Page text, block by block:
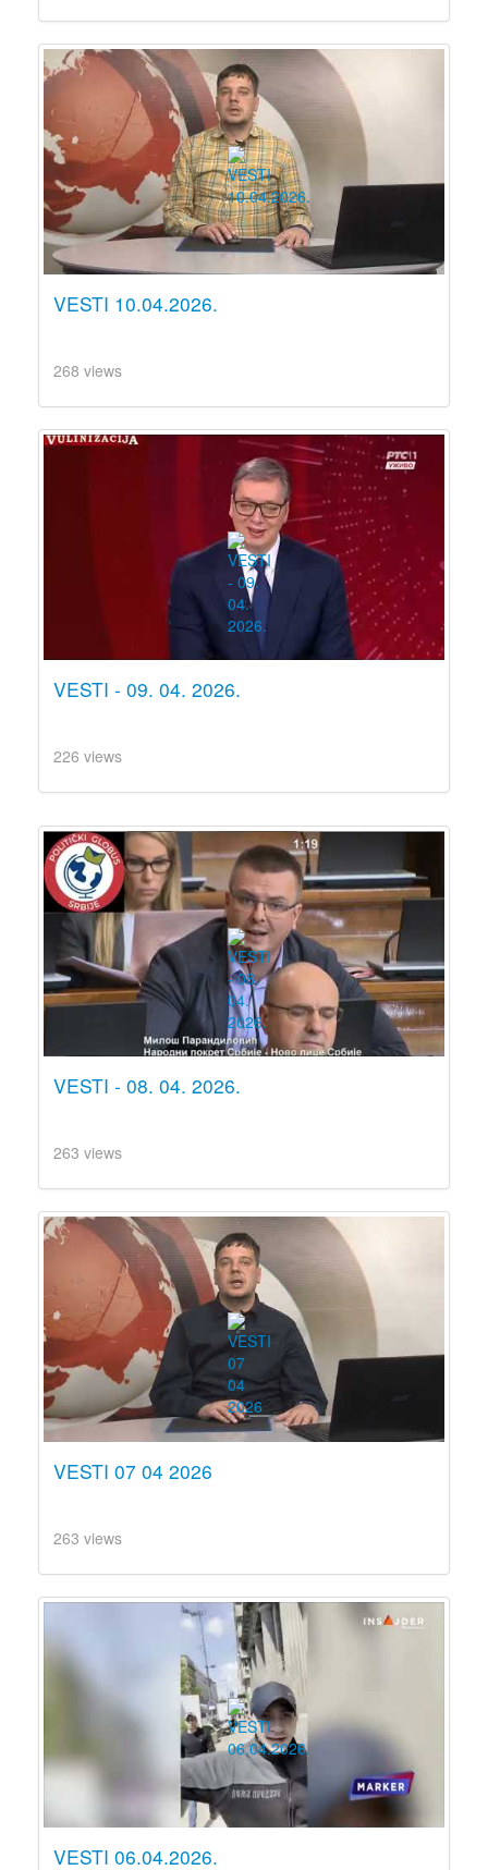
VESTI 10.04.2026.
268 views
VESTI - 09. 04. 2026.
226 views
VESTI - 08. 04. 2026.
263 views
VESTI 07 04 2026
263 views
VESTI 06.04.2026.